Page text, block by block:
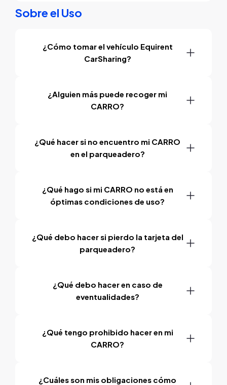
Sobre el Uso
¿Cómo tomar el vehículo Equirent
CarSharing?
¿Alguien más puede recoger mi
CARRO?
¿Qué hacer si no encuentro mi CARRO
en el parqueadero?
¿Qué hago si mi CARRO no está en
óptimas condiciones de uso?
¿Qué debo hacer si pierdo la tarjeta del
parqueadero?
¿Qué debo hacer en caso de
eventualidades?
¿Qué tengo prohibido hacer en mi
CARRO?
¿Cuáles son mis obligaciones cómo